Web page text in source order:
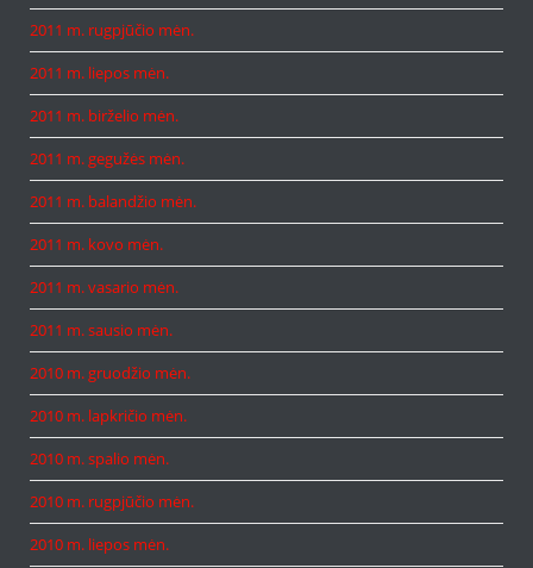
2011 m. rugpjūčio mėn.
2011 m. liepos mėn.
2011 m. birželio mėn.
2011 m. gegužės mėn.
2011 m. balandžio mėn.
2011 m. kovo mėn.
2011 m. vasario mėn.
2011 m. sausio mėn.
2010 m. gruodžio mėn.
2010 m. lapkričio mėn.
2010 m. spalio mėn.
2010 m. rugpjūčio mėn.
2010 m. liepos mėn.